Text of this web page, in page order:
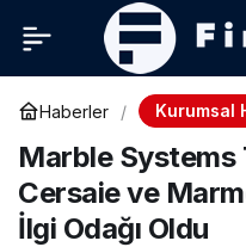
Haberler Kurumsal
Marble Systems
Cersaie ve
İlgi Odağı Oldu